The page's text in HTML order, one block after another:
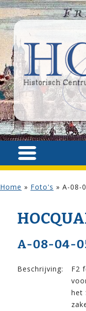
Home » Foto's » A-08-
A-08-04-
Beschrijving:
F2
het